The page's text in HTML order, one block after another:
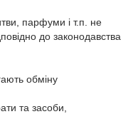
парфуми і т.п. не
до законодавства
обміну
та засоби,